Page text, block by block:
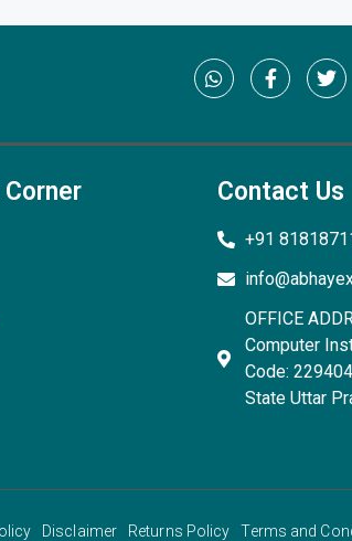
Contact Us
+91
OFFICE
Computer
Code:
State Uttar
Disclaimer Returns Policy Terms and